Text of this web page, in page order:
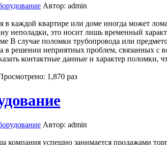
Автор: admin
в каждой квартире или доме иногда может
неполадки, это носит лишь временный
В случае поломки трубопровода или
в решении неприятных проблем, связанных с
контактные данные и характер поломки,
1,870 раз
Автор: admin
компания успешно занимается продажами